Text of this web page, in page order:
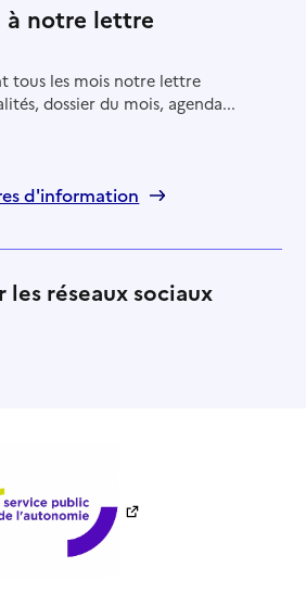
à notre lettre
tous les mois notre lettre
dossier du mois, agenda...
d'information
les réseaux sociaux